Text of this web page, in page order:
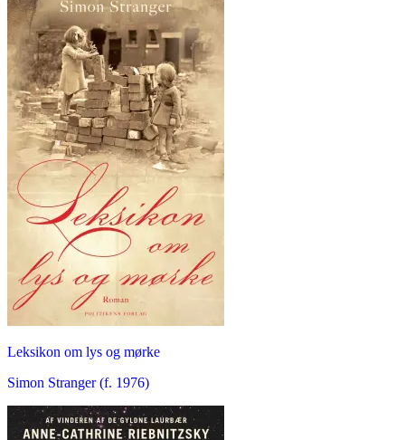
Leksikon om lys og mørke
Simon Stranger (f. 1976)